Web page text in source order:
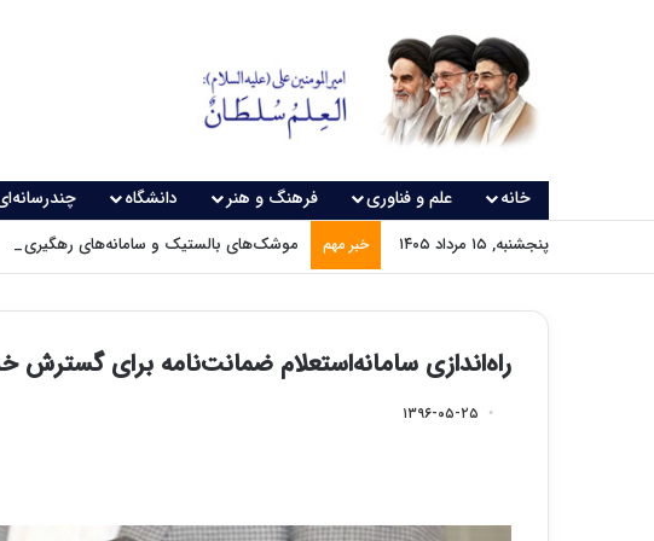
خانه علم و فناوری فرهنگ و هنر دانشگاه
پنجشنبه, ۱۵ مرداد ۱۴۰۵ خبر مهم موشک‌های بالستیک و سامانه‌های رهگیری
راه‌اندازی سامانه‌استعلام‌ ضمانت‌نامه برای گسترش
۱۳۹۶-۰۵-۲۵